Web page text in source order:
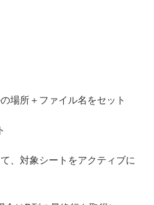
場所＋ファイル名をセット
、対象シートをアクティブに